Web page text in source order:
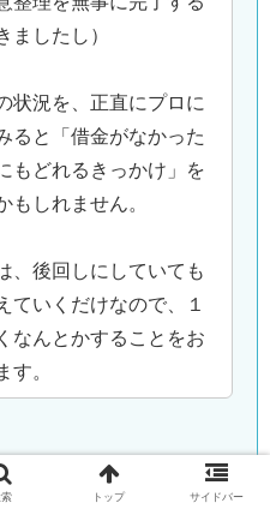
ましたし）
状況を、正直にプロに
ると「借金がなかった
もどれるきっかけ」を
もしれません。
、後回しにしていても
ていくだけなので、１
なんとかすることをお
す。
グループの公式サイトは
トップ サイドバー